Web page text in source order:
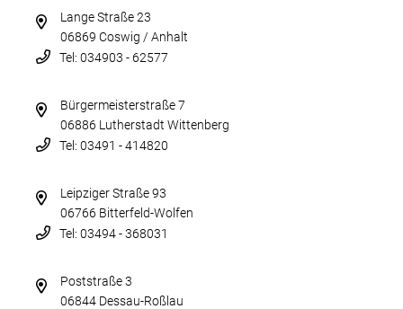
Lange Straße 23
06869 Coswig / Anhalt
Tel: 034903 - 62577
Bürgermeisterstraße 7
06886 Lutherstadt Wittenberg
Tel: 03491 - 414820
Leipziger Straße 93
06766 Bitterfeld-Wolfen
Tel: 03494 - 368031
Poststraße 3
06844 Dessau-Roßlau